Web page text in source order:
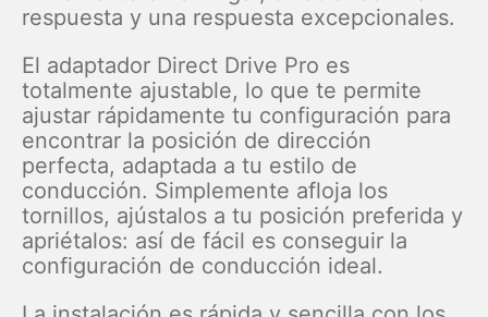
respuesta y una respuesta excepcionales.
El adaptador Direct Drive Pro es
totalmente ajustable, lo que te permite
ajustar rápidamente tu configuración para
encontrar la posición de dirección
perfecta, adaptada a tu estilo de
conducción. Simplemente afloja los
tornillos, ajústalos a tu posición preferida y
apriétalos: así de fácil es conseguir la
configuración de conducción ideal.